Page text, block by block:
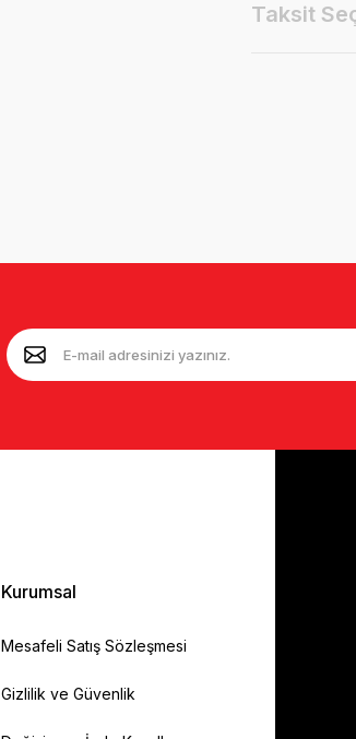
Taksit
Kurumsal
Mesafeli Satış Sözleşmesi
Gizlilik ve Güvenlik